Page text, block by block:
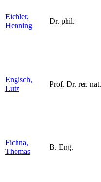
Eichler,
Henning
Dr. phil.
Engisch,
Lutz
Prof. Dr. rer. nat.
Fichna,
Thomas
B. Eng.